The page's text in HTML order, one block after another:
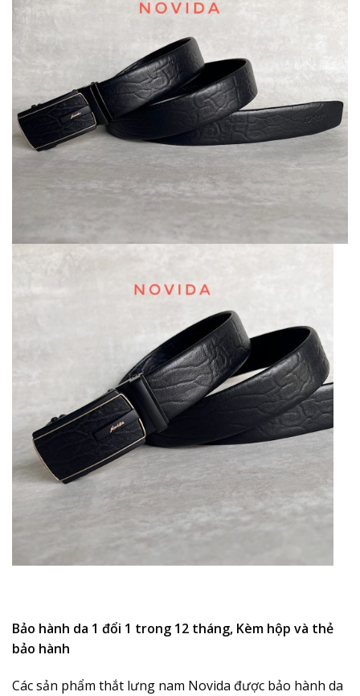
Bảo hành da 1 đổi 1 trong 12 tháng, Kèm hộp và thẻ
bảo hành
Các sản phẩm thắt lưng nam Novida được bảo hành da